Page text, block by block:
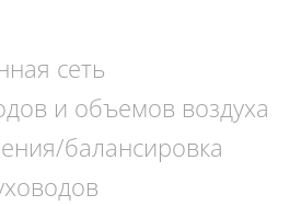
сеть
и объемов воздуха
балансировка